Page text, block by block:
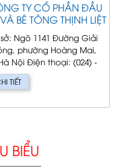
TY CỔ PHẦN ĐẦU
BÊ TÔNG THỊNH LIỆT
sở: Ngõ 1141 Đường Giải
phường Hoàng Mai,
Nội Điện thoại: (024) -
509 Fax: (024) - 8 615 289
Gi&...
TIẾT
BIỂU